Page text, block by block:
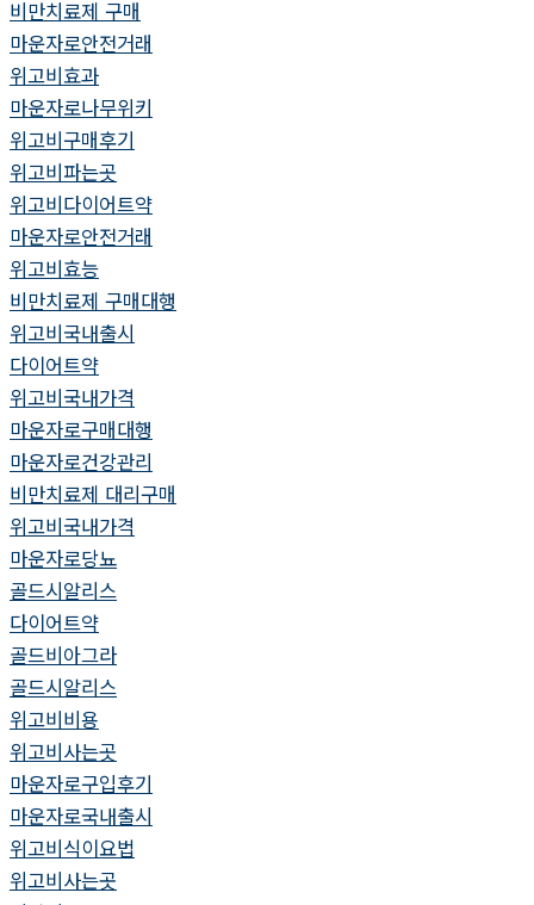
비만치료제 구매
마운자로안전거래
위고비효과
마운자로나무위키
위고비구매후기
위고비파는곳
위고비다이어트약
마운자로안전거래
위고비효능
비만치료제 구매대행
위고비국내출시
다이어트약
위고비국내가격
마운자로구매대행
마운자로건강관리
비만치료제 대리구매
위고비국내가격
마운자로당뇨
골드시알리스
다이어트약
골드비아그라
골드시알리스
위고비비용
위고비사는곳
마운자로구입후기
마운자로국내출시
위고비식이요법
위고비사는곳